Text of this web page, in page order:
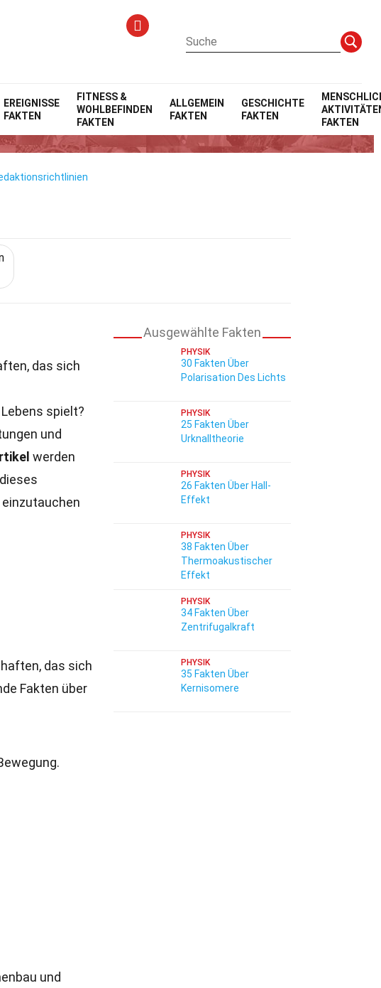
EREIGNISSE
FAKTEN
FITNESS &
WOHLBEFINDEN
FAKTEN
ALLGEMEIN
FAKTEN
GESCHICHTE
FAKTEN
FAKTEN
das sich
spielt?
und
werden
einzutauchen
das sich
Fakten über
und
Ausgewählte Fakten
PHYSIK
30 Fakten Über
Polarisation Des Lichts
PHYSIK
25 Fakten Über
Urknalltheorie
PHYSIK
26 Fakten Über Hall-
Effekt
PHYSIK
38 Fakten Über
Thermoakustischer
Effekt
PHYSIK
34 Fakten Über
Zentrifugalkraft
PHYSIK
35 Fakten Über
Kernisomere